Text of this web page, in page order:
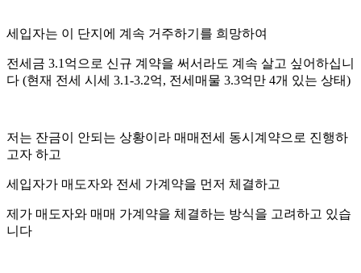
세입자는 이 단지에 계속 거주하기를 희망하여
전세금 3.1억으로 신규 계약을 써서라도 계속 살고 싶어하십니
다 (현재 전세 시세 3.1-3.2억, 전세매물 3.3억만 4개 있는 상태)
저는 잔금이 안되는 상황이라 매매전세 동시계약으로 진행하
고자 하고
세입자가 매도자와 전세 가계약을 먼저 체결하고
제가 매도자와 매매 가계약을 체결하는 방식을 고려하고 있습
니다